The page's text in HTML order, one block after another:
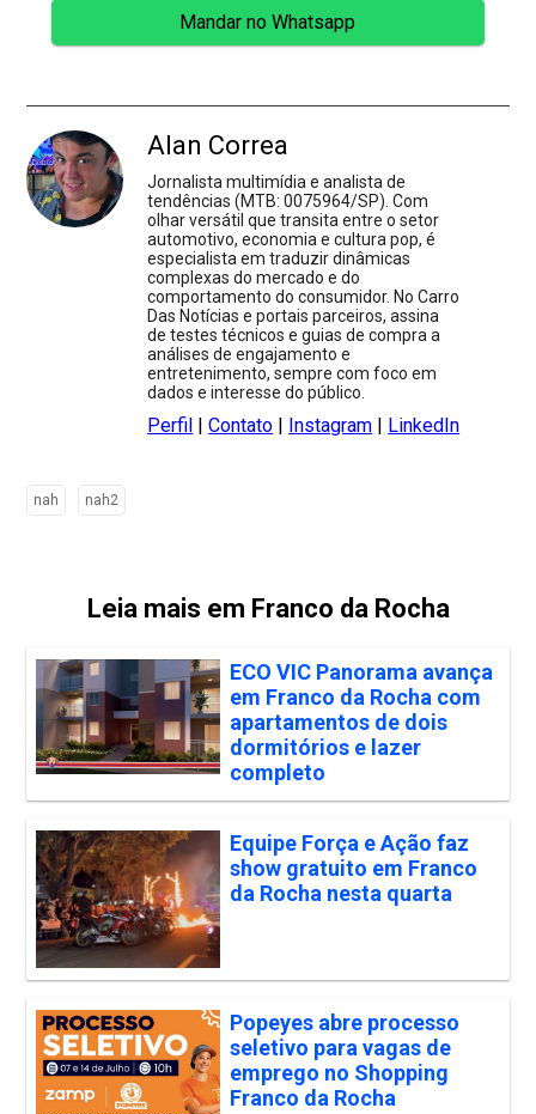
Mandar no Whatsapp
Alan Correa
Jornalista multimídia e analista de
tendências (MTB: 0075964/SP). Com
olhar versátil que transita entre o setor
automotivo, economia e cultura pop, é
especialista em traduzir dinâmicas
complexas do mercado e do
comportamento do consumidor. No Carro
Das Notícias e portais parceiros, assina
de testes técnicos e guias de compra a
análises de engajamento e
entretenimento, sempre com foco em
dados e interesse do público.
Perfil |Contato | Instagram | LinkedIn
nah nah2
Leia mais em Franco da Rocha
ECO VIC Panorama avança
em Franco da Rocha com
apartamentos de dois
dormitórios e lazer
completo
Equipe Força e Ação faz
show gratuito em Franco
da Rocha nesta quarta
Popeyes abre processo
seletivo para vagas de
emprego no Shopping
Franco da Rocha